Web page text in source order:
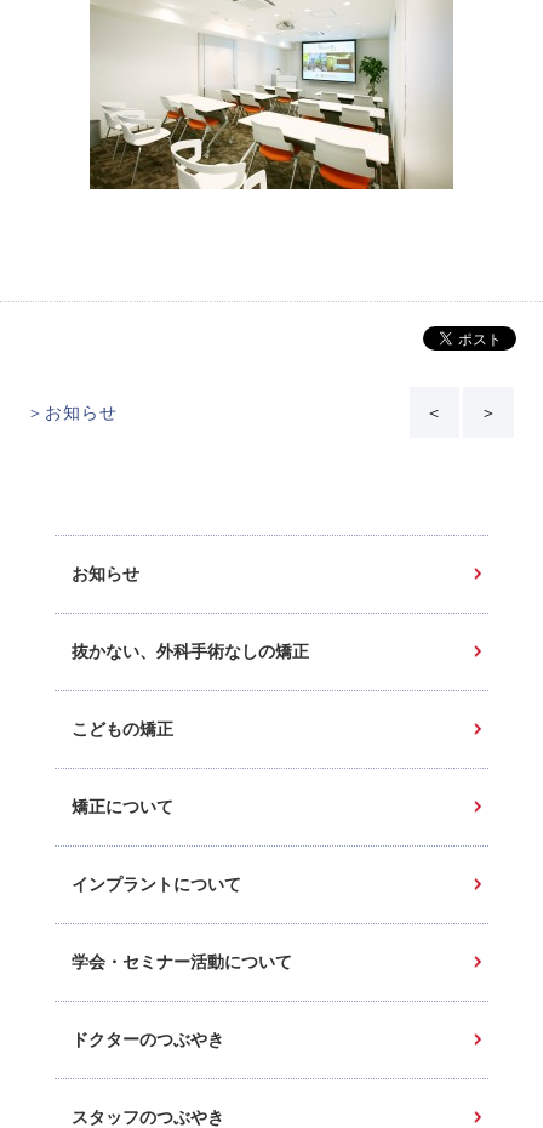
＞お知らせ ＜ ＞
お知らせ
抜かない、外科手術なしの矯正
こどもの矯正
矯正について
インプラントについて
学会・セミナー活動について
ドクターのつぶやき
スタッフのつぶやき